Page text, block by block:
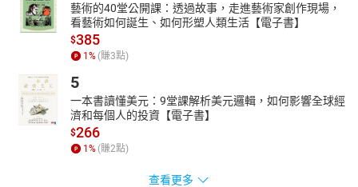
藝術的40堂公開課：透過故事，走進藝術家創作現場，
看藝術如何誕生、如何形塑人類生活【電子書】
$385
1% (賺3點)
5
一本書讀懂美元：9堂課解析美元邏輯，如何影響全球經
濟和每個人的投資【電子書】
$266
1% (賺2點)
查看更多